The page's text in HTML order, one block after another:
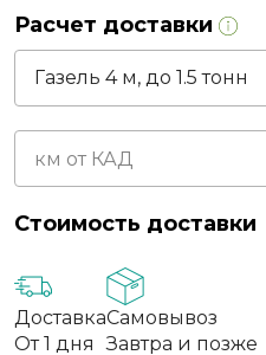
Расчет доставки
Стоимость доставки
Доставка
От 1 дня
Самовывоз
Завтра и позже